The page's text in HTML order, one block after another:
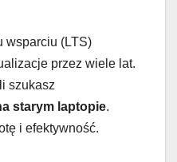
wsparciu (LTS)
przez wiele lat.
szukasz
starym laptopie.
i efektywność.